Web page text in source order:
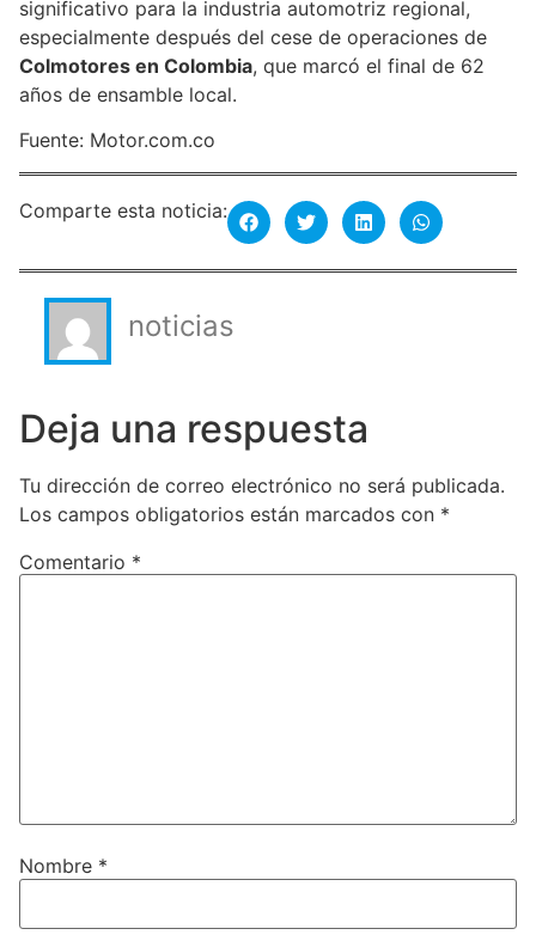
significativo para la industria automotriz regional,
especialmente después del cese de operaciones de
Colmotores en Colombia, que marcó el final de 62
años de ensamble local.
Fuente: Motor.com.co
Comparte esta noticia:
noticias
Deja una respuesta
Tu dirección de correo electrónico no será publicada.
Los campos obligatorios están marcados con *
Comentario *
Nombre *